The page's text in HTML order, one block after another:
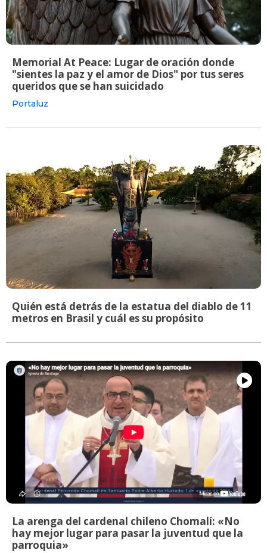
Memorial At Peace: Lugar de oración donde
"sientes la paz y el amor de Dios" por tus seres
queridos que se han suicidado
Portaluz
Quién está detrás de la estatua del diablo de 11
metros en Brasil y cuál es su propósito
La arenga del cardenal chileno Chomalí: «No
hay mejor lugar para pasar la juventud que la
parroquia»